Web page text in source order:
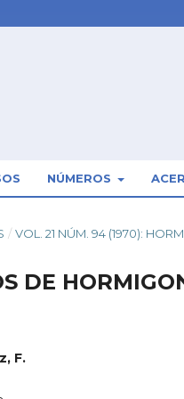
NÚMEROS
/ VOL. 21 NÚM. 94 (1970):
DE
F.